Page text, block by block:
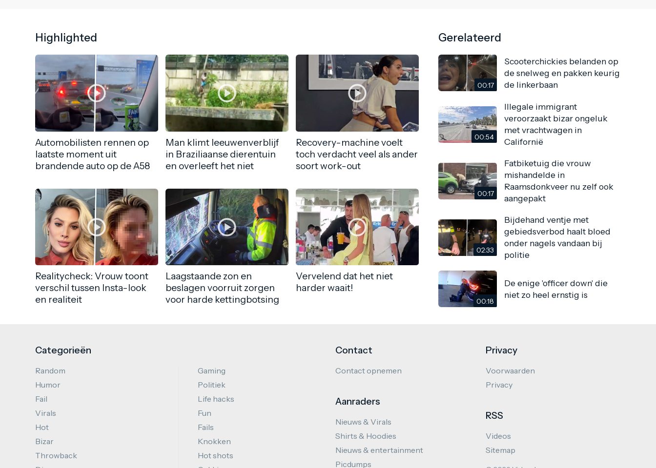
Highlighted
Automobilisten rennen op
laatste moment uit
brandende auto op de A58
Man klimt leeuwenverblijf
in Braziliaanse dierentuin
en overleeft het niet
Recovery-machine voelt
toch verdacht veel als ander
soort work-out
Realitycheck: Vrouw toont
verschil tussen Insta-look
en realiteit
Laagstaande zon en
beslagen voorruit zorgen
voor harde kettingbotsing
Vervelend dat het niet
harder waait!
Gerelateerd
00:17
Scooterchickies belanden op
de snelweg en pakken keurig
de linkerbaan
00:54
Illegale immigrant
veroorzaakt bizar ongeluk
met vrachtwagen in
Californië
00:17
Fatbiketuig die vrouw
mishandelde in
Raamsdonkveer nu zelf ook
aangepakt
02:33
Bijdehand ventje met
gebiedsverbod haalt bloed
onder nagels vandaan bij
politie
00:18
De enige 'officer down' die
niet zo heel ernstig is
Categorieën
Random
Humor
Fail
Virals
Hot
Bizar
Throwback
Gaming
Politiek
Life hacks
Fun
Fails
Knokken
Hot shots
Contact
Contact opnemen
Aanraders
Nieuws & Virals
Shirts & Hoodies
Nieuws & entertainment
Picdumps
Privacy
Voorwaarden
Privacy
RSS
Videos
Sitemap